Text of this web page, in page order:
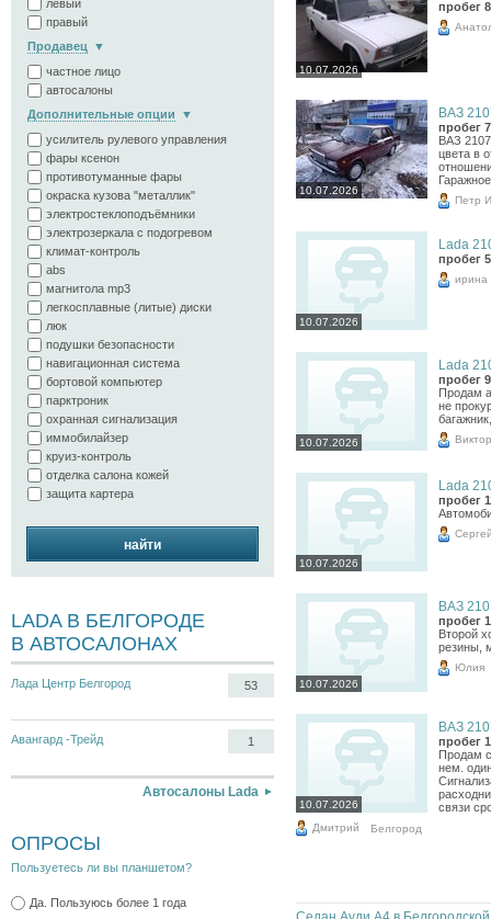
левый
правый
Продавец
частное лицо
автосалоны
Дополнительные опции
усилитель рулевого управления
фары ксенон
противотуманные фары
окраска кузова "металлик"
электростеклоподъёмники
электрозеркала с подогревом
климат-контроль
abs
магнитола mp3
легкосплавные (литые) диски
люк
подушки безопасности
навигационная система
бортовой компьютер
парктроник
охранная сигнализация
иммобилайзер
круиз-контроль
отделка салона кожей
защита картера
найти
LADA В БЕЛГОРОДЕ
В АВТОСАЛОНАХ
Лада Центр Белгород 53
Авангард -Трейд 1
Автосалоны Lada
ОПРОСЫ
Пользуетесь ли вы планшетом?
Да. Пользуюсь более 1 года
10.07.2026
пробег
10.07.2026
ВАЗ
пробег
ВАЗ
цвета в
Петр
10.07.2026
Lada
пробег
ирина
10.07.2026
Lada
пробег
Продам
не
Виктор
10.07.2026
Lada
пробег
10.07.2026
ВАЗ
пробег
Второй
резины,
Юлия
10.07.2026
ВАЗ
пробег
Продам
нем.
связи
Дмитрий Белгород